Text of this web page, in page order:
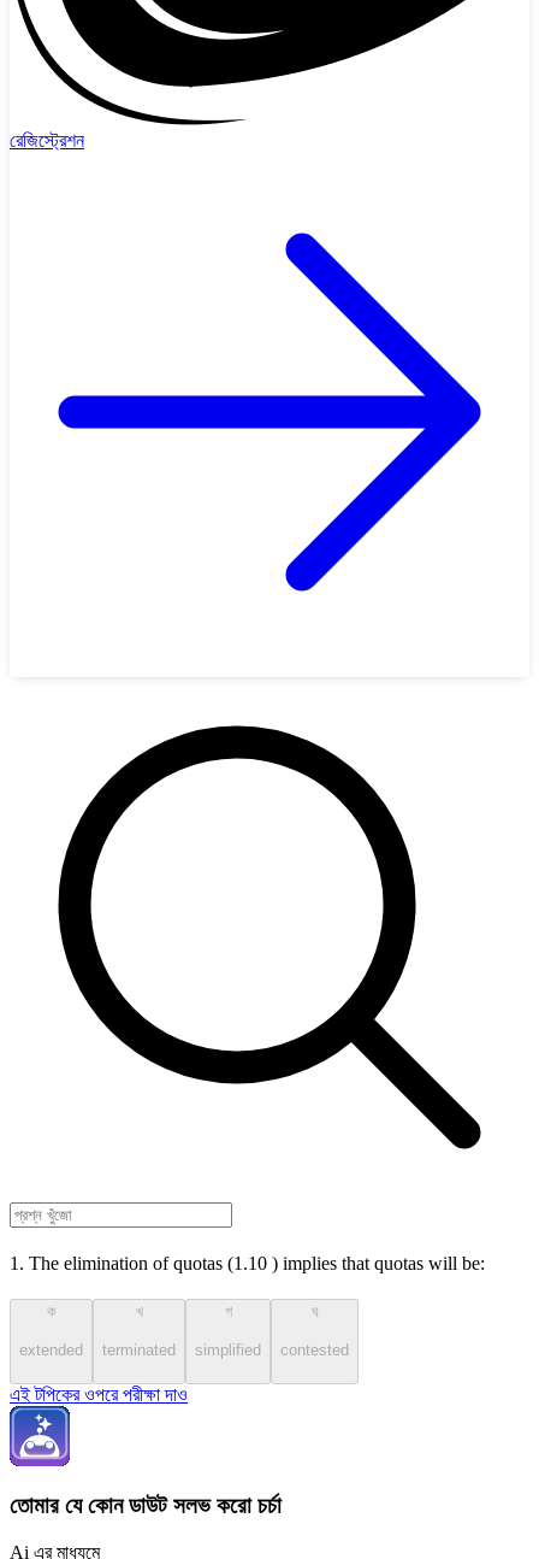
রেজিস্ট্রেশন
1. The elimination of quotas (1.10 ) implies that quotas will be:
ক
extended
খ
terminated
গ
simplified
ঘ
contested
এই টপিকের ওপরে পরীক্ষা দাও
তোমার যে কোন ডাউট সলভ করো চর্চা
Ai এর মাধ্যমে